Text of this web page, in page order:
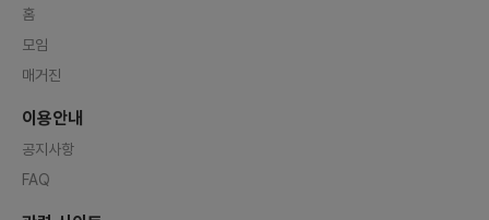
홈
모임
매거진
이용안내
공지사항
FAQ